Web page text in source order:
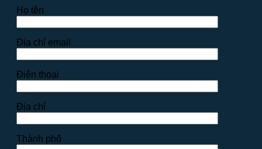
Họ tên
Địa chỉ email
Điện thoại
Địa chỉ
Thành phố